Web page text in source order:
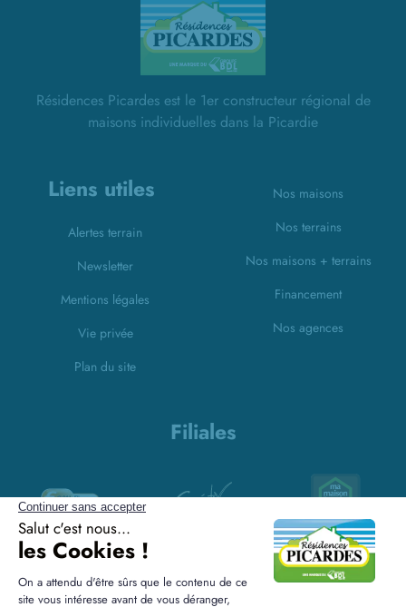
Résidences Picardes est le 1er constructeur régional de
maisons individuelles dans la Picardie
Liens utiles
Alertes terrain
Newsletter
Mentions légales
Vie privée
Plan du site
Filiales
Nos maisons
Nos terrains
Nos maisons + terrains
Financement
Nos agences